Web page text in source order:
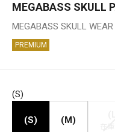
PREMIUM
MEGABASS SKULL
MEGABASS SKULL WEAR
PREMIUM
(S)
(S) (M)